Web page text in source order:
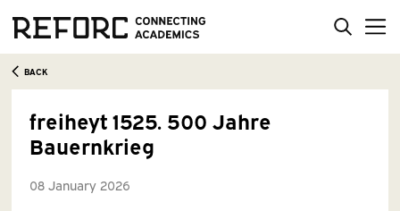
BACK
freiheyt 1525. 500 Jahre
Bauernkrieg
08 January 2026